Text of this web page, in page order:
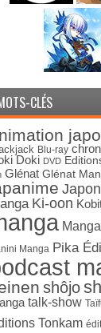
CLÉS
Blu-ray
Doki DVD
Glénat Glénat
Japon
Ki-oon
Manga Pika
shôjo
talk-show
Tonkam